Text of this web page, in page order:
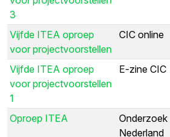
3
Vijfde ITEA oproep
voor projectvoorstellen
CIC online
Vijfde ITEA oproep
voor projectvoorstellen
1
E-zine CIC
Oproep ITEA
Onderzoek
Nederland